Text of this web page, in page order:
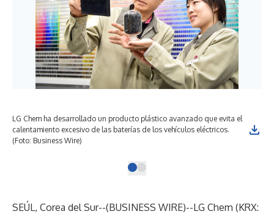
LG Chem ha desarrollado un producto plástico avanzado que evita el
calentamiento excesivo de las baterías de los vehículos eléctricos.
(Foto: Business Wire)
SEÚL, Corea del Sur--(BUSINESS WIRE)--LG Chem (KRX: